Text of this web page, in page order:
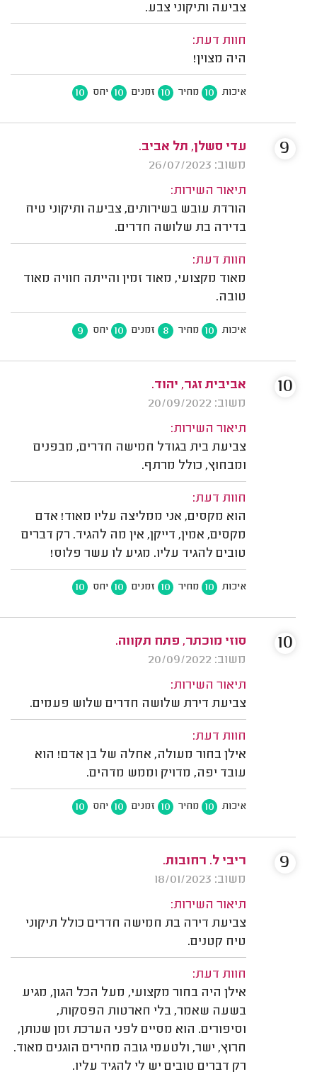
צביעה ותיקוני צבע.
חוות דעת:
היה מצוין!
איכות 10 מחיר 10 זמנים 10 יחס 10
עדי סשלן, תל אביב.
משוב: 26/07/2023
תיאור השירות:
הורדת עובש בשירותים, צביעה ותיקוני טיח
בדירה בת שלושה חדרים.
חוות דעת:
מאוד מקצועי, מאוד זמין והייתה חוויה מאוד
טובה.
איכות 10 מחיר 8 זמנים 10 יחס 9
9
אביבית זגר, יהוד.
משוב: 20/09/2022
תיאור השירות:
צביעת בית בגודל חמישה חדרים, מבפנים
ומבחוץ, כולל מרתף.
חוות דעת:
הוא מקסים, אני ממליצה עליו מאוד! אדם
מקסים, אמין, דייקן, אין מה להגיד. רק דברים
טובים להגיד עליו. מגיע לו עשר פלוס!
איכות 10 מחיר 10 זמנים 10 יחס 10
10
סוזי מוכתר, פתח תקווה.
משוב: 20/09/2022
תיאור השירות:
צביעת דירת שלושה חדרים שלוש פעמים.
חוות דעת:
אילן בחור מעולה, אחלה של בן אדם! הוא
עובד יפה, מדויק וממש מדהים.
איכות 10 מחיר 10 זמנים 10 יחס 10
10
ריבי ל. רחובות.
משוב: 18/01/2023
תיאור השירות:
צביעת דירה בת חמישה חדרים כולל תיקוני
טיח קטנים.
חוות דעת:
אילן היה בחור מקצועי, מעל הכל הגון, מגיע
בשעה שאמר, בלי חארטות הפסקות,
וסיפורים. הוא מסיים לפני הערכת זמן שנותן,
חרוץ, ישר, ולטעמי גובה מחירים הוגנים מאוד.
רק דברים טובים יש לי להגיד עליו.
9